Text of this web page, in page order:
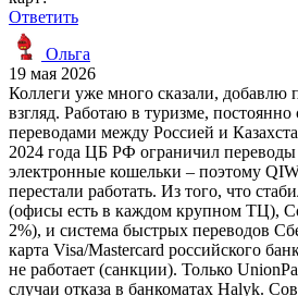
Ответить
Ольга
19 мая 2026
Коллеги уже много сказали, добавлю
взгляд. Работаю в туризме, постоянно
переводами между Россией и
2024 года ЦБ РФ ограничил
электронные кошельки – поэтому
перестали работать. Из того, что
(офисы есть в каждом крупном ТЦ),
2%), и система быстрых переводов
карта Visa/Mastercard российского
не работает (санкции). Только
случаи отказа в банкоматах Halyk.